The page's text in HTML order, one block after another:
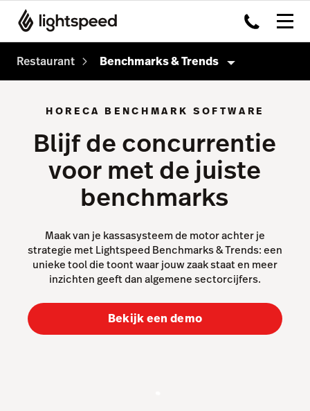
Restaurant Benchmarks & Trends
Kassasysteem
Payments
Kitchen Display System
Capital
Advanced Insights
Inventory
Order Anywhere
HORECA BENCHMARK SOFTWARE
Blijf de concurrentie
voor met de juiste
benchmarks
Maak van je kassasysteem de motor achter je
strategie met Lightspeed Benchmarks & Trends: een
unieke tool die toont waar jouw zaak staat en meer
inzichten geeft dan algemene sectorcijfers.
Bekijk een demo